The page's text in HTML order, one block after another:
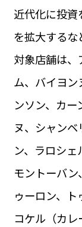
近代化に投
を拡大するな
対象店舗は、
ム、バイヨ
ンソン、カ
ヌ、シャン
ン、ラロシェ
モントーバン
ゥーロン、ト
コケル（カ